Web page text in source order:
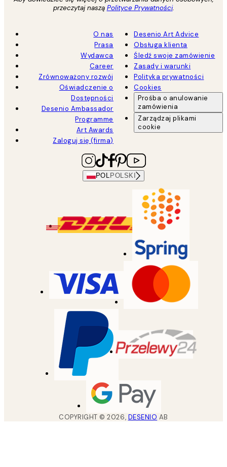
przeczytaj naszą Polityce Prywatności.
O nas
Prasa
Wydawca
Career
Zrównoważony rozwój
Oświadczenie o
Dostępności
Desenio Ambassador
Programme
Art Awards
Zaloguj się (firma)
Desenio Art Advice
Obsługa klienta
Śledź swoje zamówienie
Zasady i warunki
Polityka prywatności
Cookies
Prośba o anulowanie
zamówienia
Zarządzaj plikami
cookie
POL POLSKI
COPYRIGHT ©2026, DESENIO AB